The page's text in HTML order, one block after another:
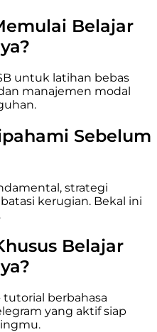
Belajar
untuk latihan bebas
manajemen modal
Sebelum
strategi
kerugian. Bekal ini
Belajar
berbahasa
yang aktif siap